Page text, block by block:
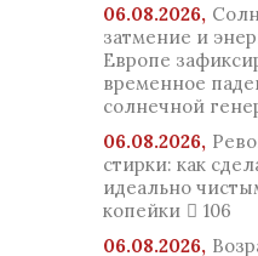
06.08.2026,
затмение и
Европе
временное
солнечной
06.08.2026,
стирки: как
идеально
копейки
106
06.08.2026,